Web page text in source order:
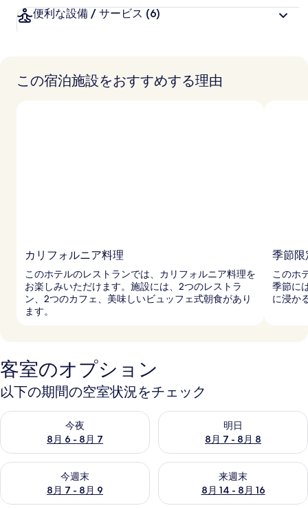
便利な設備 / サービス (6)
この宿泊施設をおすすめする理由
カリフォルニア料理
このホテルのレストランでは、カリフォルニア料理を
お楽しみいただけます。施設には、2つのレストラ
ン、2つのカフェ、美味しいビュッフェ式朝食があり
ます。
季節限
このホ
季節に
に浸か
客室のオプション
以下の期間の空室状況をチェック
今夜
8月 6 - 8月 7
今夜 8月 6 - 8月 7 の空室状況をチェック
明日
8月 7 - 8月 8
明日 8月 7 - 8月 8 の空室状況
今週末
8月 7 - 8月 9
今週末 8月 7 - 8月 9 の空室状況をチェック
来週末
8月 14 - 8月 16
来週末 8月 14 - 8月 16 の空室